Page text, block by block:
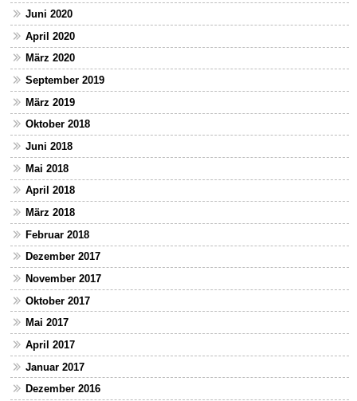
Juni 2020
April 2020
März 2020
September 2019
März 2019
Oktober 2018
Juni 2018
Mai 2018
April 2018
März 2018
Februar 2018
Dezember 2017
November 2017
Oktober 2017
Mai 2017
April 2017
Januar 2017
Dezember 2016